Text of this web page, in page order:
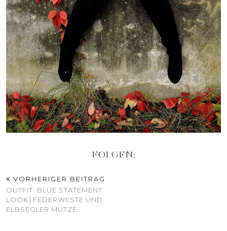
FOLGEN:
VORHERIGER BEITRAG
OUTFIT: BLUE STATEMENT
LOOK│FEDERWESTE UND
ELBSEGLER MÜTZE